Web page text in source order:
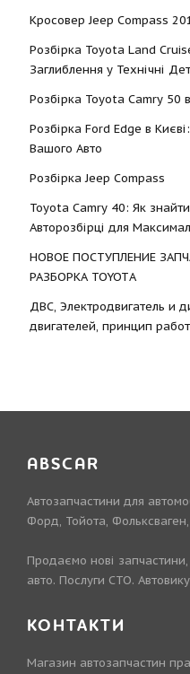
Кросовер Jeep Compass
Розбірка Toyota Land
Заглиблення у Технічні
Розбірка Toyota Camry 50
Розбірка Ford Edge в
Вашого Авто
Розбірка Jeep Compass
Toyota Camry 40: Як
Авторозбірці для
НОВОЕ ПОСТУПЛЕНИЕ
РАЗБОРКА TOYOTА
ДВС, Электродвигатель и
двигателей, принцип
ABSCAR
Автозапчастини для
Форд, Тойота,
Продаємо нові
авто. Послуги СТО.
КОНТАКТИ
Магазин автозапчастин